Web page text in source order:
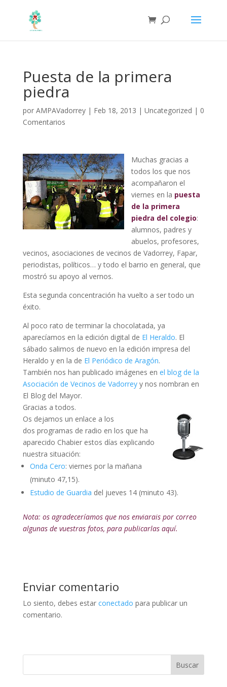
Puesta de la primera
piedra
por AMPAVadorrey| Feb 18, 2013 | Uncategorized | 0
Comentarios
Muchas gracias a
todos los que nos
acompañaron el
viernes en la puesta
de la primera
piedra del colegio:
alumnos, padres y
abuelos, profesores,
vecinos, asociaciones de vecinos de Vadorrey, Fapar,
periodistas, políticos… y todo el barrio en general, que
mostró su apoyo al vernos.
Esta segunda concentración ha vuelto a ser todo un
éxito.
Al poco rato de terminar la chocolatada, ya
aparecíamos en la edición digital de El Heraldo. El
sábado salimos de nuevo en la edición impresa del
Heraldo y en la de El Periódico de Aragón.
También nos han publicado imágenes en el blog de la
Asociación de Vecinos de Vadorreyy nos nombran en
El Blog del Mayor.
Gracias a todos.
Os dejamos un enlace a los
dos programas de radio en los que ha
aparecido Chabier estos días explicando
nuestra situación:
Onda Cero: viernes por la mañana
(minuto 47,15).
Estudio de Guardia del jueves 14 (minuto 43).
Nota: os agradeceríamos que nos enviarais por correo
algunas de vuestras fotos, para publicarlas aquí.
Enviar comentario
Lo siento, debes estar conectado para publicar un
comentario.
Buscar